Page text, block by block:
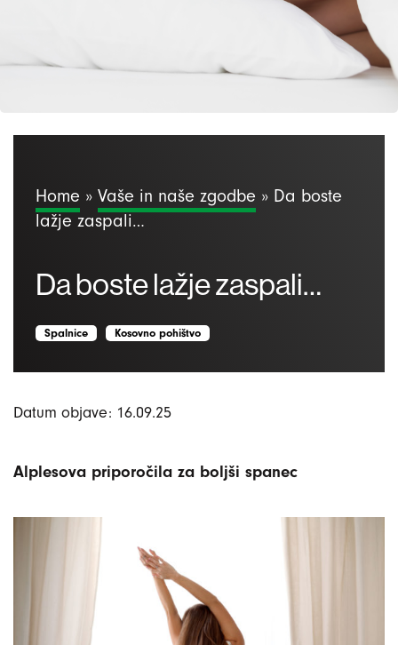
Home » Vaše in naše zgodbe » Da boste
lažje zaspali…
Da boste lažje zaspali…
Spalnice Kosovno pohištvo
Datum objave: 16.09.25
Alplesova priporočila za boljši spanec